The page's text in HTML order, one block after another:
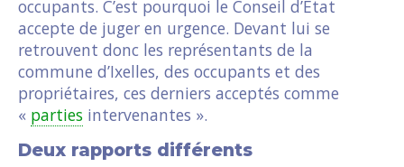
occupants. C’est pourquoi le Conseil d’État
accepte de juger en urgence. Devant lui se
retrouvent donc les représentants de la
commune d’Ixelles, des occupants et des
propriétaires, ces derniers acceptés comme
« parties intervenantes ».
Deux rapports différents